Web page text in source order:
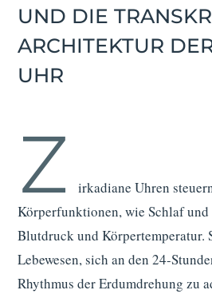
UND DIE
ARCHITEKTUR
UHR
Z
irkadiane Uhren
Körperfunktionen, wie Schlaf und
Blutdruck und Körpertemperatur.
Lebewesen, sich an den 24-
Rhythmus der Erdumdrehung zu